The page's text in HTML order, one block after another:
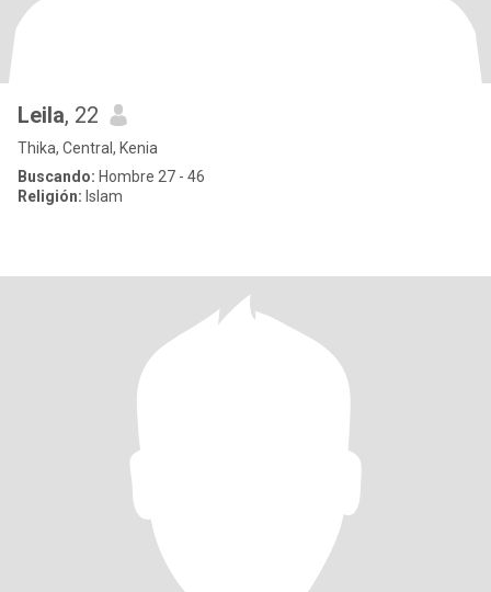
Leila, 22
Thika, Central, Kenia
Buscando: Hombre 27 - 46
Religión: Islam